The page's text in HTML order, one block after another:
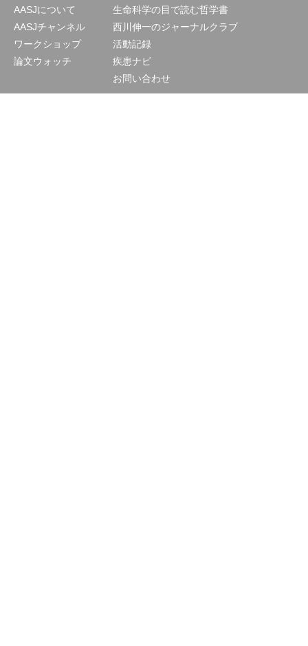
AASJについて
AASJチャンネル
ワークショップ
論文ウォッチ
生命科学の目で読む哲学書
西川伸一のジャーナルクラブ
活動記録
疾患ナビ
お問い合わせ